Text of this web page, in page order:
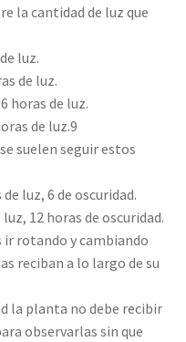
la cantidad de luz que
luz.
de luz.
horas de luz.
de luz.9​
suelen seguir estos
luz, 6 de oscuridad.
12 horas de oscuridad.
ir rotando y cambiando
reciban a lo largo de su
la planta no debe recibir
observarlas sin que